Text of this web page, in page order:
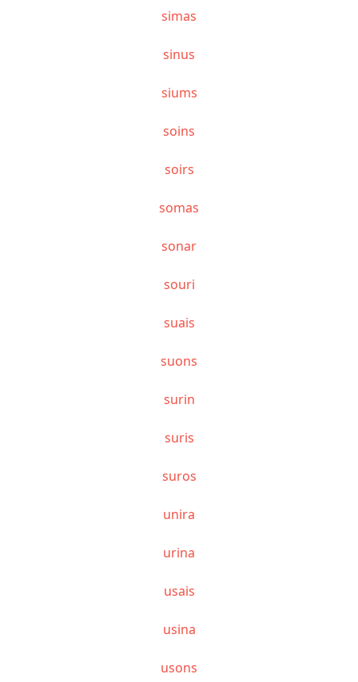
simas
sinus
siums
soins
soirs
somas
sonar
souri
suais
suons
surin
suris
suros
unira
urina
usais
usina
usons